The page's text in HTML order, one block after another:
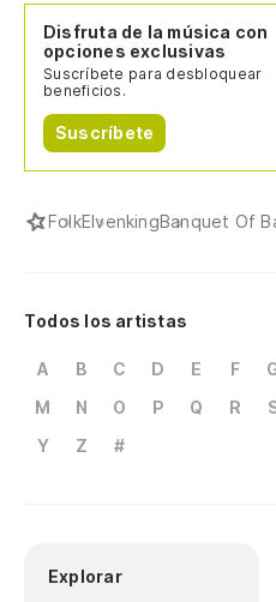
Disfruta de la música con
opciones exclusivas
Suscríbete para desbloquear
beneficios.
Suscríbete
FolkElvenkingBanquet Of
Todos los artistas
A B C D E F
M
N O P Q R
Y
Z #
Explorar